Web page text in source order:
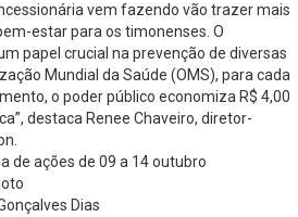
vem fazendo vão trazer mais
estar para os timonenses. O
papel crucial na prevenção de diversas
Mundial da Saúde (OMS), para cada
o poder público economiza R$ 4,00
destaca Renee Chaveiro, diretor-
de ações de 09 a 14 outubro
Dias